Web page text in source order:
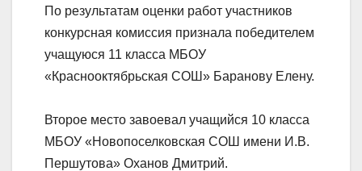
По результатам оценки работ участников
конкурсная комиссия признала победителем
учащуюся 11 класса МБОУ
«Краснооктябрьская СОШ» Баранову Елену.
Второе место завоевал учащийся 10 класса
МБОУ «Новопоселковская СОШ имени И.В.
Першутова» Оханов Дмитрий.